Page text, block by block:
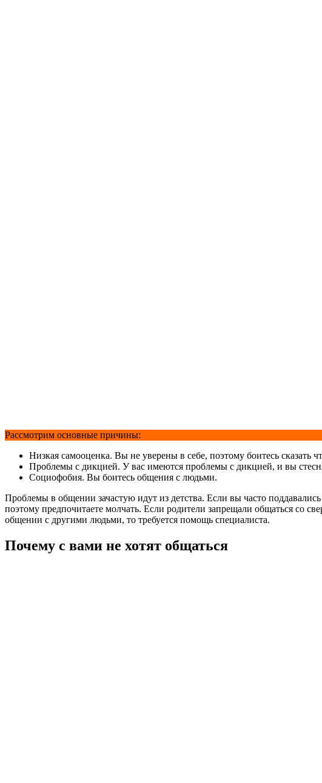
Рассмотрим основные причины:
Низкая самооценка. Вы не уверены в себе, поэтому боитесь сказать
Проблемы с дикцией. У вас имеются проблемы с дикцией, и вы
Социофобия. Вы боитесь общения с людьми.
Проблемы в общении зачастую идут из детства. Если вы часто
поэтому предпочитаете молчать. Если родители запрещали общаться со
общении с другими людьми, то требуется помощь специалиста.
Почему с вами не хотят общаться